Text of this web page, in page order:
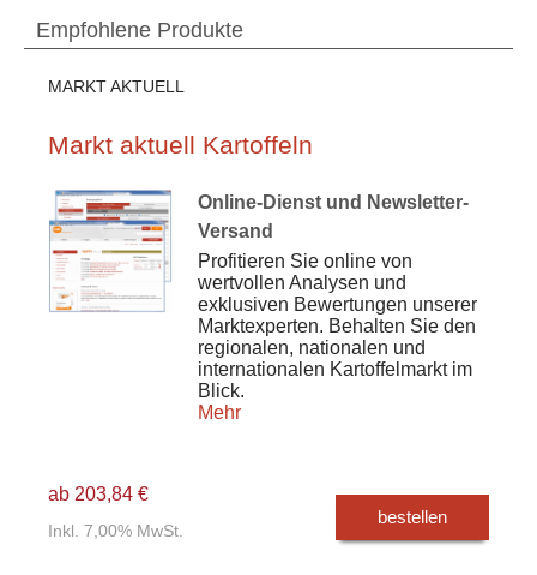
Empfohlene Produkte
MARKT AKTUELL
Markt aktuell Kartoffeln
Online-Dienst und Newsletter-
Versand
Profitieren Sie online von
wertvollen Analysen und
exklusiven Bewertungen unserer
Marktexperten. Behalten Sie den
regionalen, nationalen und
internationalen Kartoffelmarkt im
Blick.
Mehr
ab 203,84 €
Inkl. 7,00% MwSt.
bestellen